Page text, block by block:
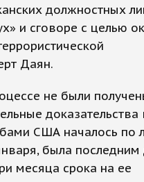
должностных
и сговоре с целью
Даян.
не были
доказательства
США началось по
была последним
месяца срока на ее